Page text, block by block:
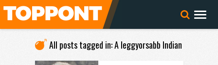
All posts tagged in: A leggyorsabb Indian